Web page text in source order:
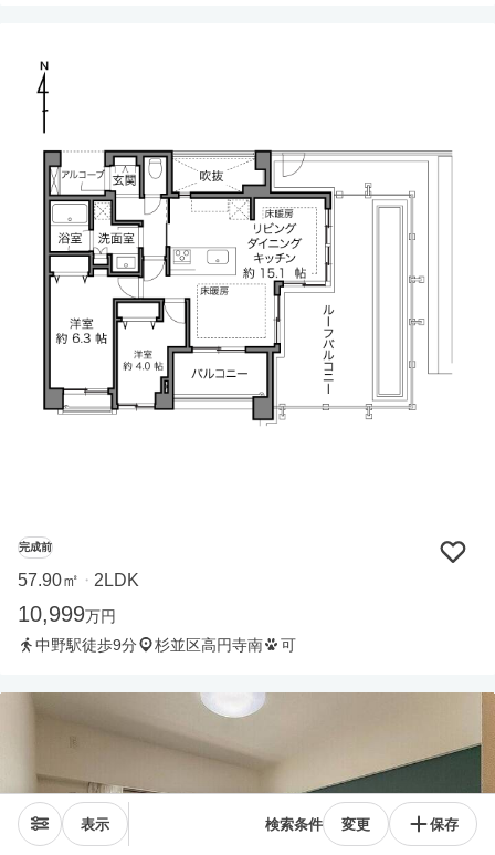
完成前
57.90㎡ ・ 2LDK
10,999万円
中野駅徒歩9分
杉並区高円寺南 可
表示 検索条件 変更 保存